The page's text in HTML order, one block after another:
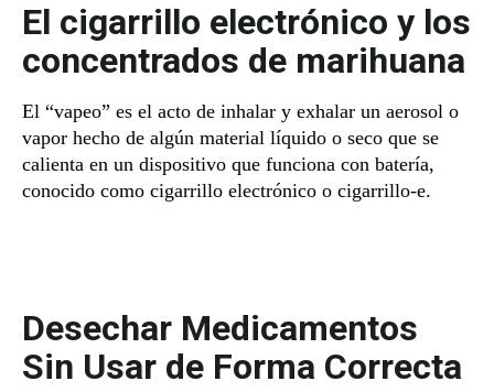
El cigarrillo electrónico y los
concentrados de marihuana
El “vapeo” es el acto de inhalar y exhalar un aerosol o
vapor hecho de algún material líquido o seco que se
calienta en un dispositivo que funciona con batería,
conocido como cigarrillo electrónico o cigarrillo-e.
Desechar Medicamentos
Sin Usar de Forma Correcta